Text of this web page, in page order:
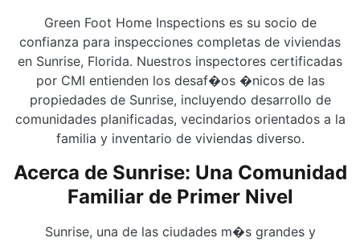
Green Foot Home Inspections es su socio de
confianza para inspecciones completas de viviendas
en Sunrise, Florida. Nuestros inspectores certificadas
por CMI entienden los desaf�os �nicos de las
propiedades de Sunrise, incluyendo desarrollo de
comunidades planificadas, vecindarios orientados a la
familia y inventario de viviendas diverso.
Acerca de Sunrise: Una Comunidad
Familiar de Primer Nivel
Sunrise, una de las ciudades m�s grandes y